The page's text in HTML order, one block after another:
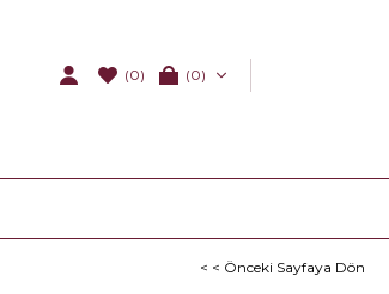
(0) 0
< < Önceki Sayfaya Dön